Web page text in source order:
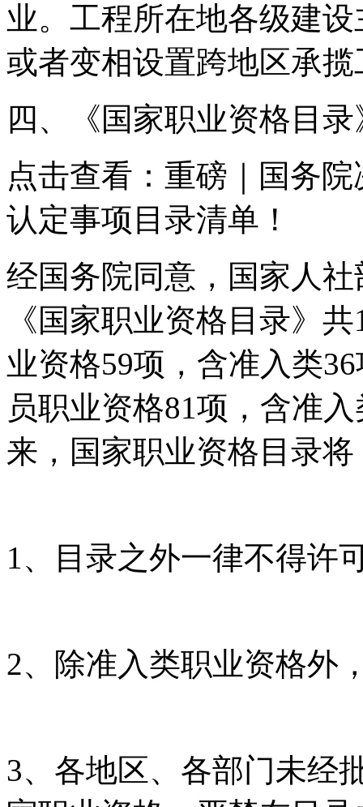
业。工程所在地各级建
或者变相设置跨地区承
四、《国家职业资格目
点击查看：重磅｜国务
认定事项目录清单！
经国务院同意，国家人
《国家职业资格目录》
业资格59项，含准入类
员职业资格81项，含准
来，国家职业资格目录
1、目录之外一律不得许
2、除准入类职业资格外
3、各地区、各部门未经